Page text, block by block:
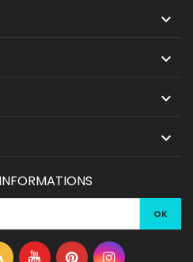



